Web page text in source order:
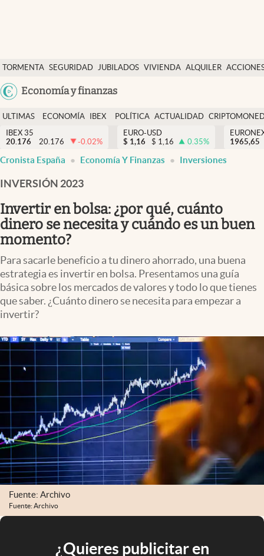
TORMENTA SEGURIDAD JUBILADOS VIVIENDA ALQUILER
USA
Colombia
Economía y finanzas
Economía y finanzas
Política
Actualidad
Criptomonedas
España
ULTIMAS
NOTICIAS
ECONOMÍA
FINANZAS
IBEX
EURO
POLÍTICA ACTUALIDAD
IBEX 35
20.176
20.176 -0.02%
EURO-USD
$ 1,16 $ 1,16 0.35%
1965,65
Cronista España Economía Y Finanzas Inversiones
INVERSIÓN 2023
Invertir en bolsa: ¿por qué, cuánto
dinero se necesita y cuándo es un buen
momento?
Para sacarle beneficio a tu dinero ahorrado, una buena
estrategia es invertir en bolsa. Presentamos una guía
básica sobre los mercados de valores y todo lo que tienes
que saber. ¿Cuánto dinero se necesita para empezar a
invertir?
Fuente: Archivo
Fuente: Archivo
¿Quieres publicitar en